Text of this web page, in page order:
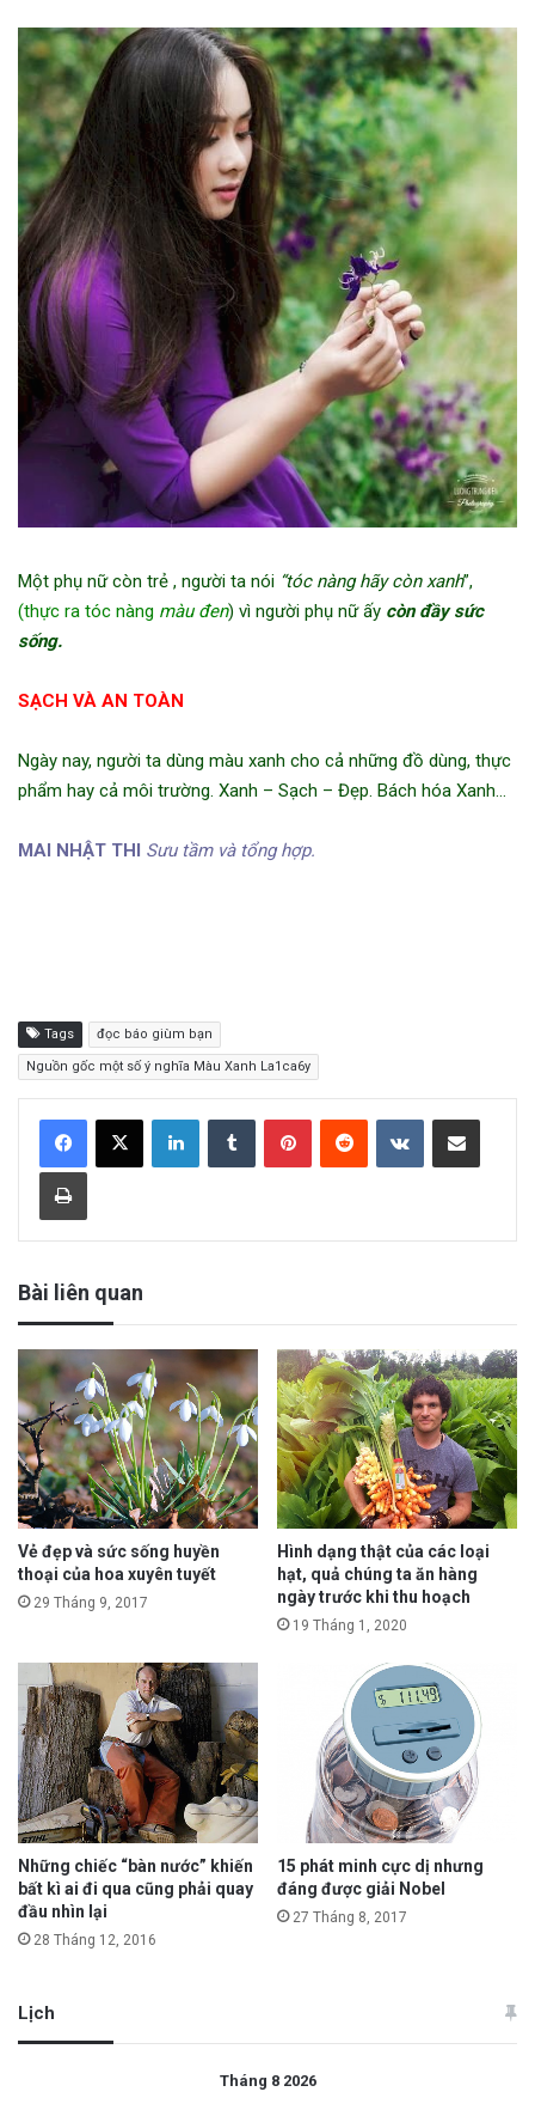
Một phụ nữ còn trẻ , người ta nói “tóc nàng hãy còn xanh”,
(thực ra tóc nàng màu đen) vì người phụ nữ ấy còn đầy sức
sống.
SẠCH VÀ AN TOÀN
Ngày nay, người ta dùng màu xanh cho cả những đồ dùng, thực
phẩm hay cả môi trường. Xanh – Sạch – Đẹp. Bách hóa Xanh…
MAI NHẬT THI Sưu tầm và tổng hợp.
Tags đọc báo giùm bạn
Nguồn gốc một số ý nghĩa Màu Xanh La1ca6y
Bài liên quan
Vẻ đẹp và sức sống huyền
thoại của hoa xuyên tuyết
29 Tháng 9, 2017
Hình dạng thật của các loại
hạt, quả chúng ta ăn hàng
ngày trước khi thu hoạch
19 Tháng 1, 2020
Những chiếc “bàn nước” khiến
bất kì ai đi qua cũng phải quay
đầu nhìn lại
28 Tháng 12, 2016
15 phát minh cực dị nhưng
đáng được giải Nobel
27 Tháng 8, 2017
Lịch
Tháng 8 2026